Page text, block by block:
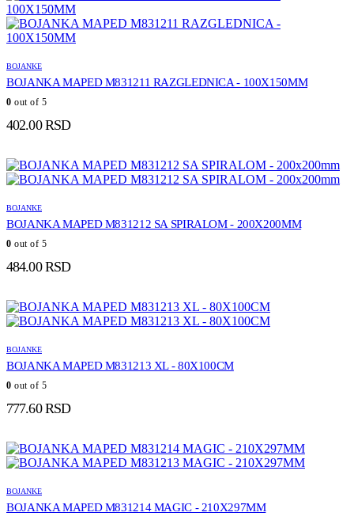
BOJANKE
BOJANKA MAPED M831211 RAZGLEDNICA - 100X150MM
0 out of 5
402.00RSD
BOJANKE
BOJANKA MAPED M831212 SA SPIRALOM - 200X200MM
0 out of 5
484.00RSD
BOJANKE
BOJANKA MAPED M831213 XL - 80X100CM
0 out of 5
777.60RSD
BOJANKE
BOJANKA MAPED M831214 MAGIC - 210X297MM